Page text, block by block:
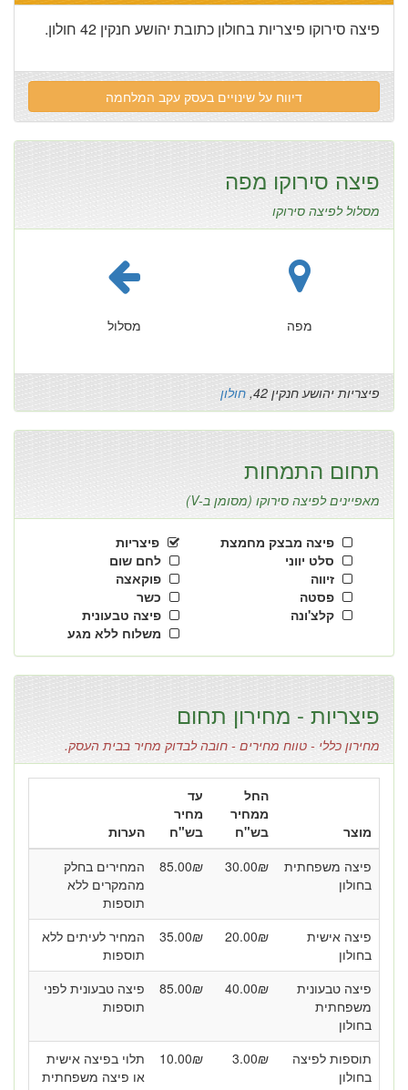
פיצה סירוקו פיצריות בחולון כתובת יהושע חנקין 42 חולון.
דיווח על שינויים בעסק עקב המלחמה
פיצה סירוקו מפה
מסלול לפיצה סירוקו
מפה מסלול
פיצריות יהושע חנקין 42, חולון
תחום התמחות
מאפיינים לפיצה סירוקו (מסומן ב-V)
פיצריות
פיצה מבצק מחמצת
לחם שום
סלט יווני
פוקאצה
זיווה
כשר
פסטה
פיצה טבעונית
קלצ'ונה
משלוח ללא מגע
פיצריות - מחירון תחום
מחירון כללי - טווח מחירים - חובה לבדוק מחיר בבית העסק.
מוצר
החל
ממחיר
בש"ח
עד
מחיר
בש"ח
הערות
פיצה משפחתית
בחולון
30.00₪
85.00₪
המחירים בחלק
מהמקרים ללא
תוספות
פיצה אישית
בחולון
20.00₪
35.00₪
המחיר לעיתים ללא
תוספות
פיצה טבעונית
משפחתית
בחולון
40.00₪
85.00₪
פיצה טבעונית לפני
תוספות
תוספות לפיצה
בחולון
3.00₪
10.00₪
תלוי בפיצה אישית
או פיצה משפחתית